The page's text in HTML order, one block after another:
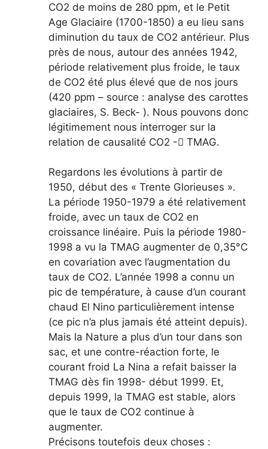
CO2 de moins de 280 ppm, et le Petit
Age Glaciaire (1700-1850) a eu lieu sans
diminution du taux de CO2 antérieur. Plus
près de nous, autour des années 1942,
période relativement plus froide, le taux
de CO2 été plus élevé que de nos jours
(420 ppm – source : analyse des carottes
glaciaires, S. Beck- ). Nous pouvons donc
légitimement nous interroger sur la
relation de causalité CO2 - TMAG.
Regardons les évolutions à partir de
1950, début des « Trente Glorieuses ».
La période 1950-1979 a été relativement
froide, avec un taux de CO2 en
croissance linéaire. Puis la période 1980-
1998 a vu la TMAG augmenter de 0,35°C
en covariation avec l’augmentation du
taux de CO2. L’année 1998 a connu un
pic de température, à cause d’un courant
chaud El Nino particulièrement intense
(ce pic n’a plus jamais été atteint depuis).
Mais la Nature a plus d’un tour dans son
sac, et une contre-réaction forte, le
courant froid La Nina a refait baisser la
TMAG dès fin 1998- début 1999. Et,
depuis 1999, la TMAG est stable, alors
que le taux de CO2 continue à
augmenter.
Précisons toutefois deux choses :